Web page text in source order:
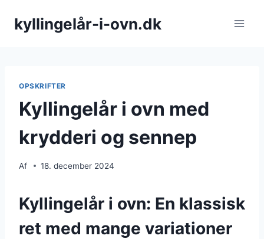
kyllingelår-i-ovn.dk
OPSKRIFTER
Kyllingelår i ovn med
krydderi og sennep
Af 18. december 2024
Kyllingelår i ovn: En klassisk
ret med mange variationer